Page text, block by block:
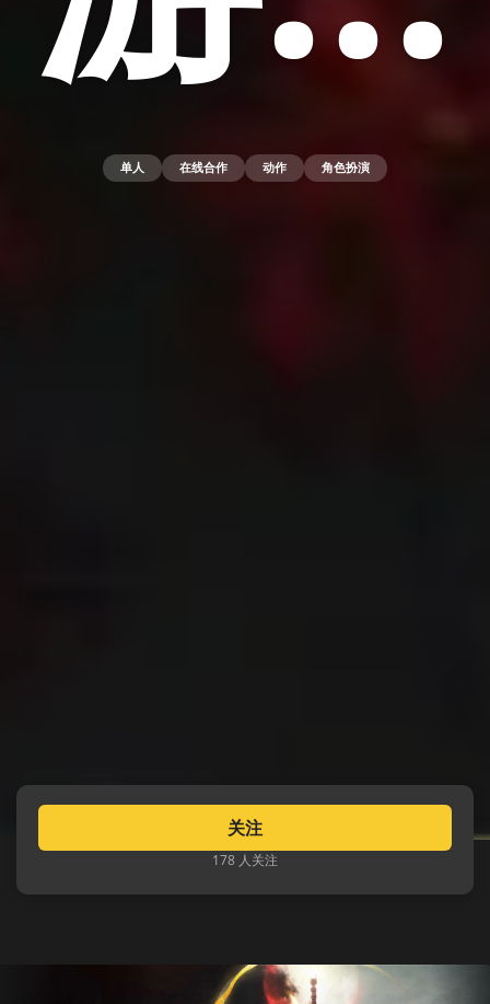
单人 在线合作 动作 角色扮演
关注
178 人关注